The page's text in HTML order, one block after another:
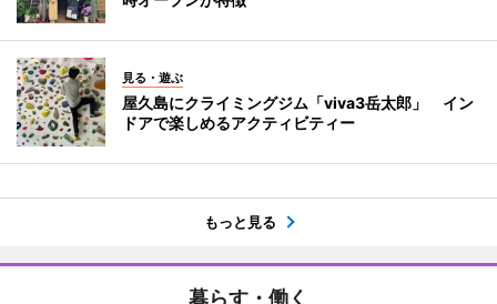
見る・遊ぶ
屋久島にクライミングジム「viva3岳太郎」 イン
ドアで楽しめるアクティビティー
もっと見る
暮らす・働く